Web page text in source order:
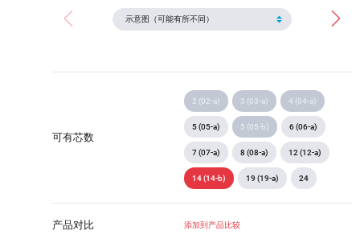
可有芯数
2 (02-a) 3 (03-a) 4 (04-a)
5 (05-a) 5 (05-b) 6 (06-a)
7 (07-a) 8 (08-a) 12 (12-a)
14 (14-b) 19 (19-a) 24
产品对比 添加到产品比较